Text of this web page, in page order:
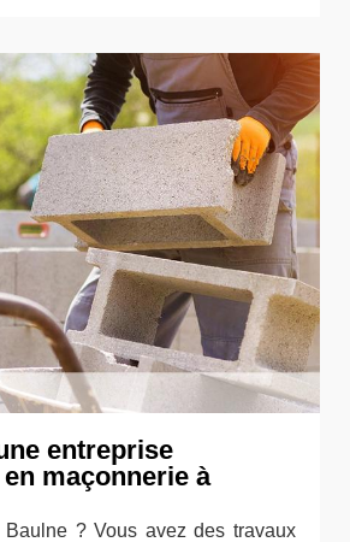
entreprise
maçonnerie à
? Vous avez des travaux